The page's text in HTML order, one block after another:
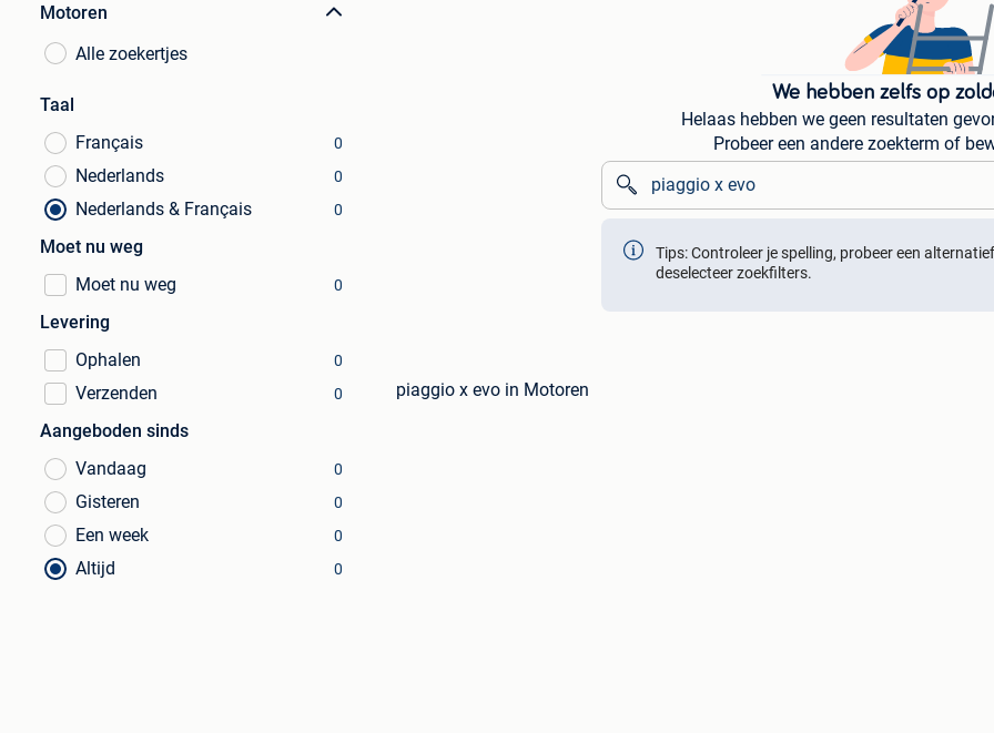
Motoren
Alle zoekertjes
Taal
Français
0
Nederlands 0
Nederlands & Français 0
Moet nu weg
Moet nu weg
0
Levering
Ophalen
0
Verzenden 0
Aangeboden sinds
Vandaag
0
Gisteren 0
Een week 0
Altijd 0
We hebben zelfs op
Helaas hebben we geen resultaten
Probeer een andere zoekterm of
Tips: Controleer je spelling, probeer een
deselecteer zoekfilters.
piaggio x evo in Motoren